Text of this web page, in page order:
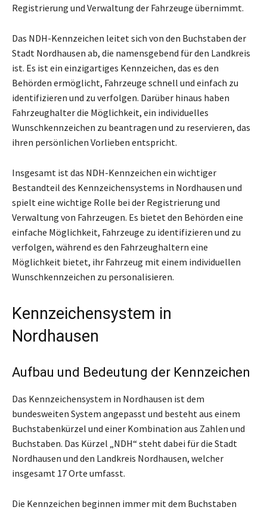
Registrierung und Verwaltung der Fahrzeuge übernimmt.
Das NDH-Kennzeichen leitet sich von den Buchstaben der
Stadt Nordhausen ab, die namensgebend für den Landkreis
ist. Es ist ein einzigartiges Kennzeichen, das es den
Behörden ermöglicht, Fahrzeuge schnell und einfach zu
identifizieren und zu verfolgen. Darüber hinaus haben
Fahrzeughalter die Möglichkeit, ein individuelles
Wunschkennzeichen zu beantragen und zu reservieren, das
ihren persönlichen Vorlieben entspricht.
Insgesamt ist das NDH-Kennzeichen ein wichtiger
Bestandteil des Kennzeichensystems in Nordhausen und
spielt eine wichtige Rolle bei der Registrierung und
Verwaltung von Fahrzeugen. Es bietet den Behörden eine
einfache Möglichkeit, Fahrzeuge zu identifizieren und zu
verfolgen, während es den Fahrzeughaltern eine
Möglichkeit bietet, ihr Fahrzeug mit einem individuellen
Wunschkennzeichen zu personalisieren.
Kennzeichensystem in
Nordhausen
Aufbau und Bedeutung der Kennzeichen
Das Kennzeichensystem in Nordhausen ist dem
bundesweiten System angepasst und besteht aus einem
Buchstabenkürzel und einer Kombination aus Zahlen und
Buchstaben. Das Kürzel „NDH“ steht dabei für die Stadt
Nordhausen und den Landkreis Nordhausen, welcher
insgesamt 17 Orte umfasst.
Die Kennzeichen beginnen immer mit dem Buchstaben